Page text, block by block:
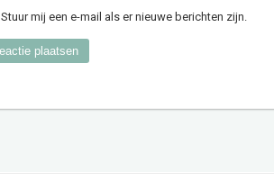
Stuur mij een e-mail als er nieuwe berichten zijn.